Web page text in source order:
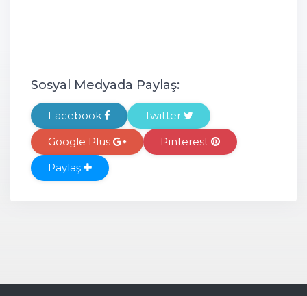
Sosyal Medyada Paylaş:
Facebook
Twitter
Google Plus
Pinterest
Paylaş